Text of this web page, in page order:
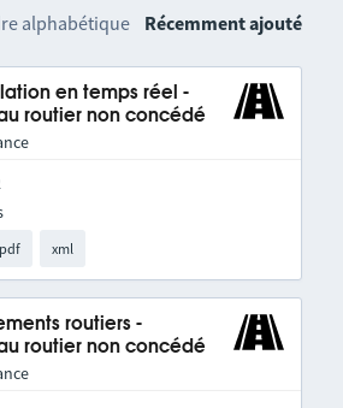
alphabétique Récemment ajouté
en temps réel -
routier non concédé
pdf xml
routiers -
routier non concédé